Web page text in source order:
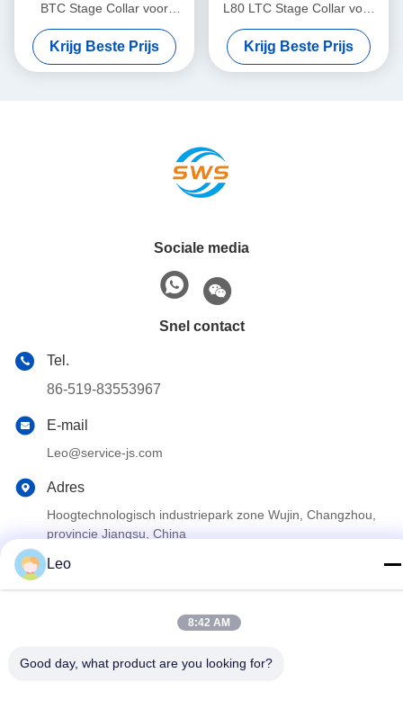
BTC Stage Collar voor
Olieput Cementeren
Krijg Beste Prijs
L80 LTC Stage Collar voor
olieput cementering
Krijg Beste Prijs
Sociale media
Snel contact
Tel.
86-519-83553967
E-mail
Leo@service-js.com
Adres
Hoogtechnologisch industriepark zone Wujin, Changzhou,
provincie Jiangsu, China
Privacybeleid|Sitemap
De Goede Kwaliteit van China Cementerend Vlottermateriaal
Technology Co., Ltd . Alle rechten voorbehoudena.
Leo
8:42 AM
Good day, what product are you looking for?